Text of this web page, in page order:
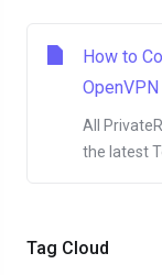
Tag Cloud
How to
OpenVPN
All
the latest